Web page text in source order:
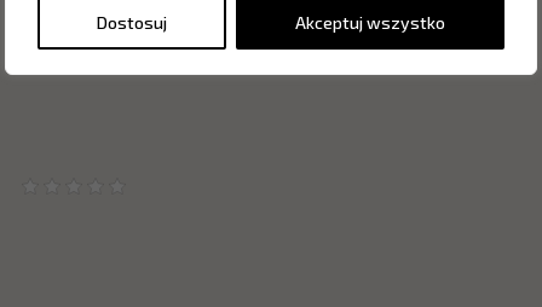
Dostosuj Akceptuj wszystko